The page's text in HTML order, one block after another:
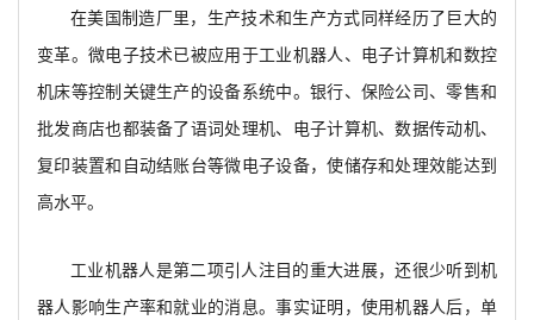
在美国制造厂里，生产技术和生产方式同样经历了巨大的
变革。微电子技术已被应用于工业机器人、电子计算机和数控
机床等控制关键生产的设备系统中。银行、保险公司、零售和
批发商店也都装备了语词处理机、电子计算机、数据传动机、
复印装置和自动结账台等微电子设备，使储存和处理效能达到
高水平。
工业机器人是第二项引人注目的重大进展，还很少听到机
器人影响生产率和就业的消息。事实证明，使用机器人后，单